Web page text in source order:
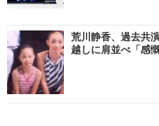
荒川静香、過去共
越しに肩並べ「感